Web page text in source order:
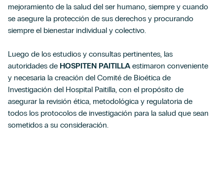
mejoramiento de la salud del ser humano, siempre y cuando
se asegure la protección de sus derechos y procurando
siempre el bienestar individual y colectivo.
Luego de los estudios y consultas pertinentes, las
autoridades de HOSPITEN PAITILLA estimaron conveniente
y necesaria la creación del Comité de Bioética de
Investigación del Hospital Paitilla, con el propósito de
asegurar la revisión ética, metodológica y regulatoria de
todos los protocolos de investigación para la salud que sean
sometidos a su consideración.